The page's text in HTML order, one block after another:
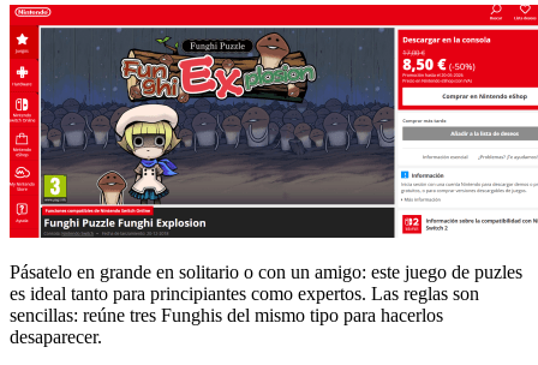
Pásatelo en grande en solitario o con un amigo: este juego de puzles
es ideal tanto para principiantes como expertos. Las reglas son
sencillas: reúne tres Funghis del mismo tipo para hacerlos
desaparecer.